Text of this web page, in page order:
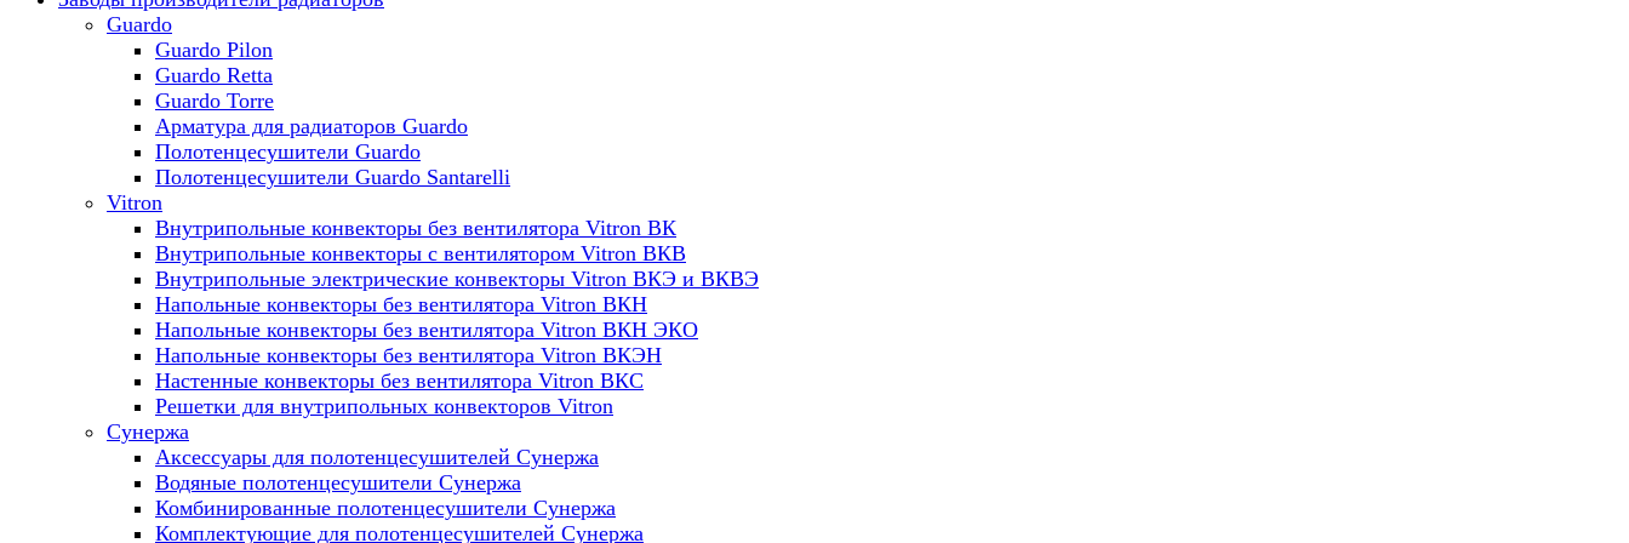
Guardo
Guardo Pilon
Guardo Retta
Guardo Torre
Арматура для радиаторов Guardo
Полотенцесушители Guardo
Полотенцесушители Guardo Santarelli
Vitron
Внутрипольные конвекторы без вентилятора Vitron ВК
Внутрипольные конвекторы с вентилятором Vitron ВКВ
Внутрипольные электрические конвекторы Vitron ВКЭ и ВКВЭ
Напольные конвекторы без вентилятора Vitron ВКН
Напольные конвекторы без вентилятора Vitron ВКН ЭКО
Напольные конвекторы без вентилятора Vitron ВКЭН
Настенные конвекторы без вентилятора Vitron ВКС
Решетки для внутрипольных конвекторов Vitron
Сунержа
Аксессуары для полотенцесушителей Сунержа
Водяные полотенцесушители Сунержа
Комбинированные полотенцесушители Сунержа
Комплектующие для полотенцесушителей Сунержа